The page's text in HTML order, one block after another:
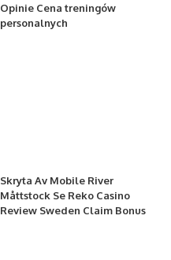
Opinie Cena treningów
personalnych
Skryta Av Mobile River
Måttstock Se Reko Casino
Review Sweden Claim Bonus